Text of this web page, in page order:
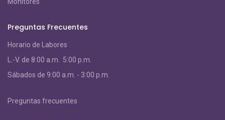
Preguntas Frecuentes
Horario de Labores
L.-V. de 8:00 a.m. 5:00 p.m.
Sábados de 9:00 a.m. - 3:00 p.m.
Preguntas frecuentes